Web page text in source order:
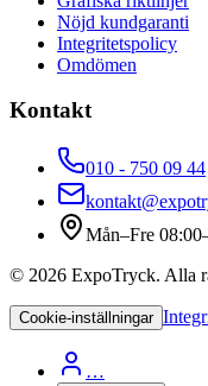
Nöjd kundgaranti
Integritetspolicy
Omdömen
Kontakt
010 - 750 09 44
Mån–Fre
© 2026 ExpoTryck. Alla
Cookie-inställningar
…